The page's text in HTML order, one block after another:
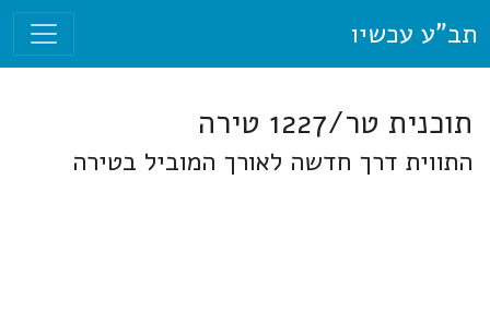
תב"ע עכשיו
תוכנית טר/1227 טירה
התווית דרך חדשה לאורך המוביל בטירה